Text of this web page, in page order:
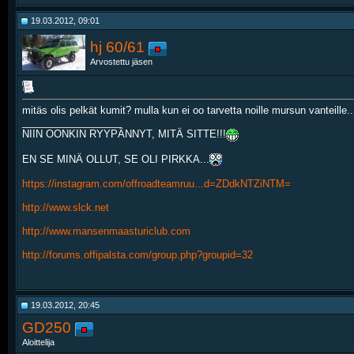
19.03.2012, 09:01
hj 60/61
Arvostettu jäsen
mitäs olis pelkät kumit? mulla kun ei oo tarvetta noille mursun
NIIN OONKIN RYYPÄNNYT, MITÄ SITTE!!!
EN SE MINÄ OLLUT, SE OLI PIRKKA...
https://instagram.com/offroadteamruu...d=ZDdkNTZiNTM=
http://www.slck.net
http://www.mansenmaasturiclub.com
http://forums.offipalsta.com/group.php?groupid=32
19.03.2012, 20:45
GD250
Aloittelija